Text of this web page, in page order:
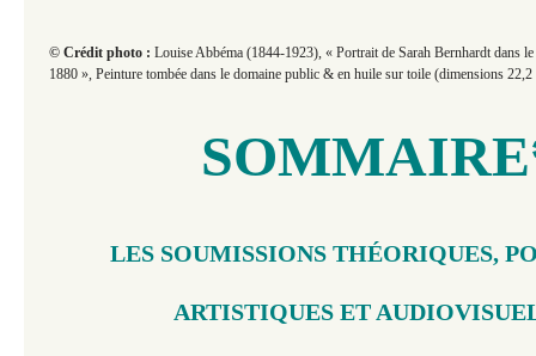
© Crédit photo : Louise Abbéma (1844-1923), « Portrait de Sarah Bernhardt dans
1880 », Peinture tombée dans le domaine public & en huile sur toile (dimensions
LES SOUMISSIONS THÉORIQUES,
ARTISTIQUES ET